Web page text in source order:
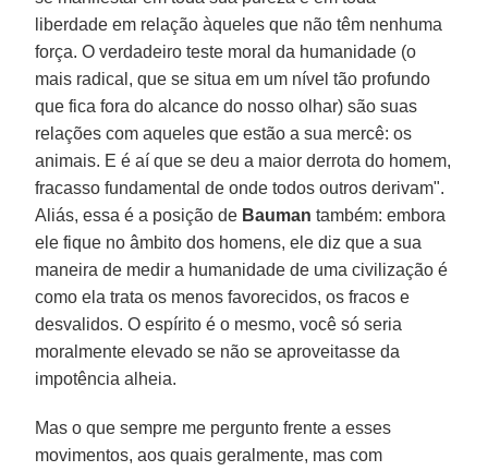
liberdade em relação àqueles que não têm nenhuma
força. O verdadeiro teste moral da humanidade (o
mais radical, que se situa em um nível tão profundo
que fica fora do alcance do nosso olhar) são suas
relações com aqueles que estão a sua mercê: os
animais. E é aí que se deu a maior derrota do homem,
fracasso fundamental de onde todos outros derivam".
Aliás, essa é a posição de Bauman também: embora
ele fique no âmbito dos homens, ele diz que a sua
maneira de medir a humanidade de uma civilização é
como ela trata os menos favorecidos, os fracos e
desvalidos. O espírito é o mesmo, você só seria
moralmente elevado se não se aproveitasse da
impotência alheia.
Mas o que sempre me pergunto frente a esses
movimentos, aos quais geralmente, mas com